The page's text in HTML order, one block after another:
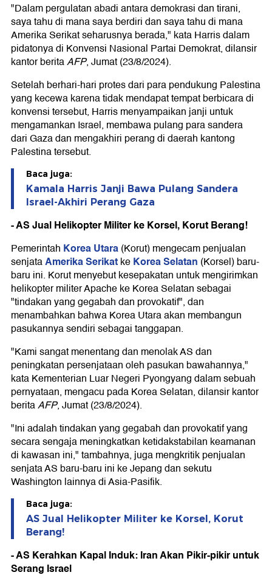
"Dalam pergulatan abadi antara demokrasi dan tirani,
saya tahu di mana saya berdiri dan saya tahu di mana
Amerika Serikat seharusnya berada," kata Harris dalam
pidatonya di Konvensi Nasional Partai Demokrat, dilansir
kantor beritaAFP, Jumat (23/8/2024).
Setelah berhari-hari protes dari para pendukung Palestina
yang kecewa karena tidak mendapat tempat berbicara di
konvensi tersebut, Harris menyampaikan janji untuk
mengamankan Israel, membawa pulang para sandera
dari Gaza dan mengakhiri perang di daerah kantong
Palestina tersebut.
Baca juga:
Kamala Harris Janji Bawa Pulang Sandera
Israel-Akhiri Perang Gaza
- AS Jual Helikopter Militer ke Korsel, Korut Berang!
Pemerintah Korea Utara(Korut) mengecam penjualan
senjataAmerika SerikatkeKorea Selatan (Korsel) baru-
baru ini. Korut menyebut kesepakatan untuk mengirimkan
helikopter militer Apache ke Korea Selatan sebagai
"tindakan yang gegabah dan provokatif", dan
menambahkan bahwa Korea Utara akan membangun
pasukannya sendiri sebagai tanggapan.
"Kami sangat menentang dan menolak AS dan
peningkatan persenjataan oleh pasukan bawahannya,"
kata Kementerian Luar Negeri Pyongyang dalam sebuah
pernyataan, mengacu pada Korea Selatan, dilansir kantor
beritaAFP, Jumat (23/8/2024).
"Ini adalah tindakan yang gegabah dan provokatif yang
secara sengaja meningkatkan ketidakstabilan keamanan
di kawasan ini," tambahnya, juga mengkritik penjualan
senjata AS baru-baru ini ke Jepang dan sekutu
Washington lainnya di Asia-Pasifik.
Baca juga:
AS Jual Helikopter Militer ke Korsel, Korut
Berang!
- AS Kerahkan Kapal Induk: Iran Akan Pikir-pikir untuk
Serang Israel